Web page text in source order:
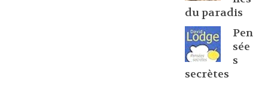
du paradis
Pen
sée
s
secrètes